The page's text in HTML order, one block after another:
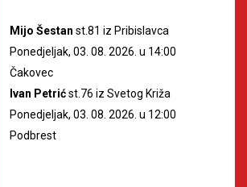
Mijo Šestan st.81 iz Pribislavca
Ponedjeljak, 03. 08. 2026. u 14:00
Čakovec
Ivan Petrićst.76 iz Svetog Križa
Ponedjeljak, 03. 08. 2026. u 12:00
Podbrest